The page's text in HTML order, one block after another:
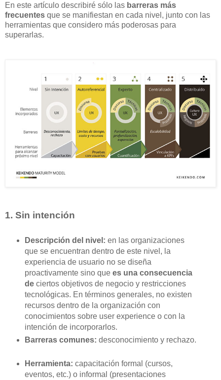
En este artículo describiré sólo las barreras más
frecuentes que se manifiestan en cada nivel, junto con las
herramientas que considero más poderosas para
superarlas.
1. Sin intención
Descripción del nivel: en las organizaciones
que se encuentran dentro de este nivel, la
experiencia de usuario no se diseña
proactivamente sino que es una consecuencia
de ciertos objetivos de negocio y restricciones
tecnológicas. En términos generales, no existen
recursos dentro de la organización con
conocimientos sobre user experience o con la
intención de incorporarlos.
Barreras comunes: desconocimiento y rechazo.
Herramienta: capacitación formal (cursos,
eventos, etc.) o informal (presentaciones